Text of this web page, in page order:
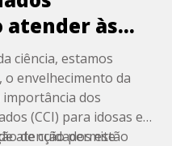
atender às
idosos
ciência, estamos
envelhecimento da
dos
(CCI) para idosas e
atenção permite
de cuidadosestão